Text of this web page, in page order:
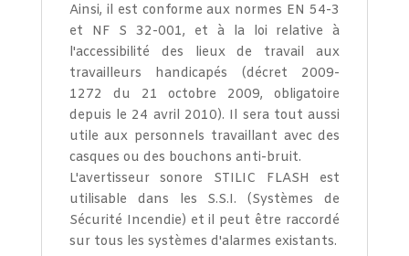
Ainsi, il est conforme aux normes EN 54-3
et NF S 32-001, et à la loi relative à
l'accessibilité des lieux de travail aux
travailleurs handicapés (décret 2009-
1272 du 21 octobre 2009, obligatoire
depuis le 24 avril 2010). Il sera tout aussi
utile aux personnels travaillant avec des
casques ou des bouchons anti-bruit.
L'avertisseur sonore STILIC FLASH est
utilisable dans les S.S.I. (Systèmes de
Sécurité Incendie) et il peut être raccordé
sur tous les systèmes d'alarmes existants.